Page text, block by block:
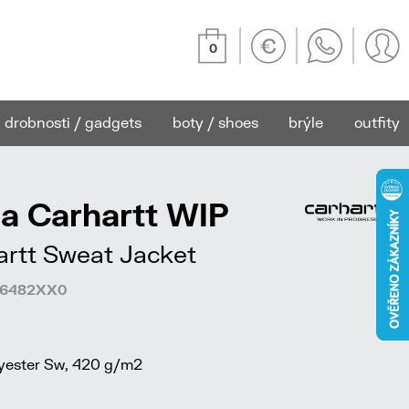
0
drobnosti / gadgets boty / shoes brýle outfity
Carhartt WIP
Sweat Jacket
Sw, 420 g/m2